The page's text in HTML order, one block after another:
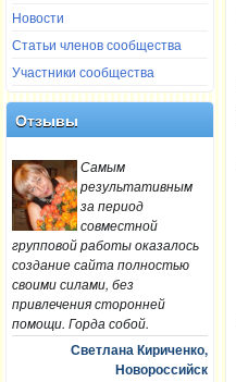
Новости
Статьи членов сообщества
Участники сообщества
Отзывы
Самым
результативным
за период
совместной
групповой работы оказалось
создание сайта полностью
своими силами, без
привлечения сторонней
помощи. Горда собой.
Светлана Кириченко,
Новороссийск